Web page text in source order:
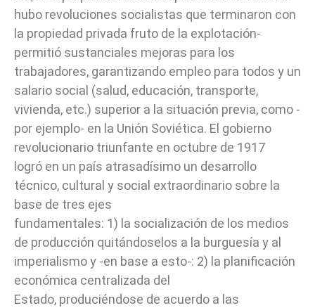
hubo revoluciones socialistas que terminaron con
la propiedad privada fruto de la explotación-
permitió sustanciales mejoras para los
trabajadores, garantizando empleo para todos y un
salario social (salud, educación, transporte,
vivienda, etc.) superior a la situación previa, como -
por ejemplo- en la Unión Soviética. El gobierno
revolucionario triunfante en octubre de 1917
logró en un país atrasadísimo un desarrollo
técnico, cultural y social extraordinario sobre la
base de tres ejes
fundamentales: 1) la socialización de los medios
de producción quitándoselos a la burguesía y al
imperialismo y -en base a esto-: 2) la planificación
económica centralizada del
Estado, produciéndose de acuerdo a las